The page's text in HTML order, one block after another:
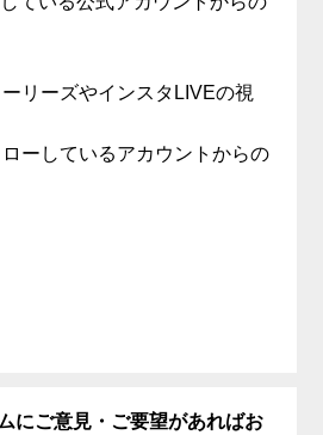
ーリーズやインスタLIVEの視
ローしているアカウントからの
にご意見・ご要望があればお